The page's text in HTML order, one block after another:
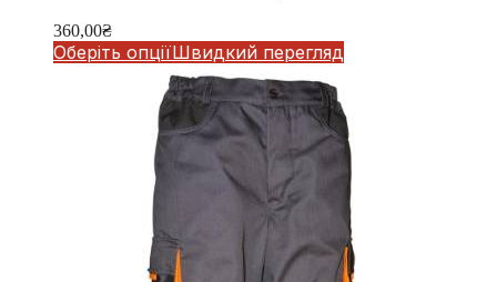
360,00₴
Оберіть опціїШвидкий перегляд